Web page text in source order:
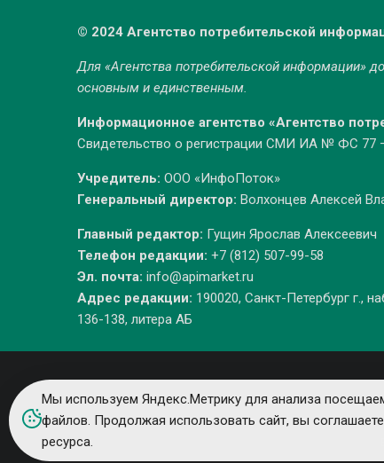
© 2024 Агентство потребительской
Для «Агентства потребительской информации»
основным и единственным.
Информационное агентство «Агентство
Свидетельство о регистрации СМИ ИА № ФС 77
Учредитель: ООО «ИнфоПоток»
Генеральный директор: Волхонцев Алексей
Главный редактор: Гущин Ярослав Алексеевич
Телефон редакции: +7 (812) 507-99-58
Эл. почта: info@apimarket.ru
Адрес редакции: 190020, Санкт-Петербург г.,
136-138, литера АБ
Мы используем Яндекс.Метрику для анализа
файлов. Продолжая использовать сайт, вы
ресурса.